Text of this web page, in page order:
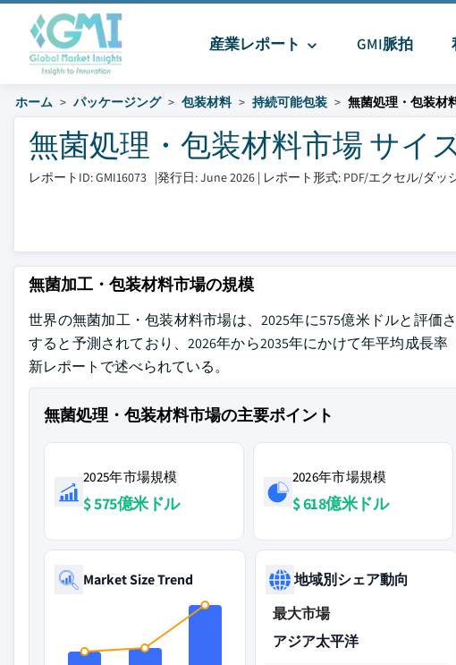
産業レポート GMI脈拍
ホーム パッケージング 包装材料 持続可能包装 無菌処理・包装材
無菌処理・包装材料市場 サイ
レポートID: GMI16073 |発行日: June 2026 | レポート形式: PDF/エクセル/ダ
無菌加工・包装材料市場の規模
世界の無菌加工・包装材料市場は、2025年に575億米ドルと評価
すると予測されており、2026年から2035年にかけて年平均成長率
新レポートで述べられている。
無菌処理・包装材料市場の主要ポイント
2025年市場規模
$ 575億米ドル
2026年市場規模
$ 618億米ドル
Market Size Trend
地域別シェア動向
最大市場
アジア太平洋